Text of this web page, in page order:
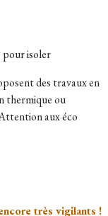
pour isoler
des travaux en
thermique ou
aux éco
très vigilants !